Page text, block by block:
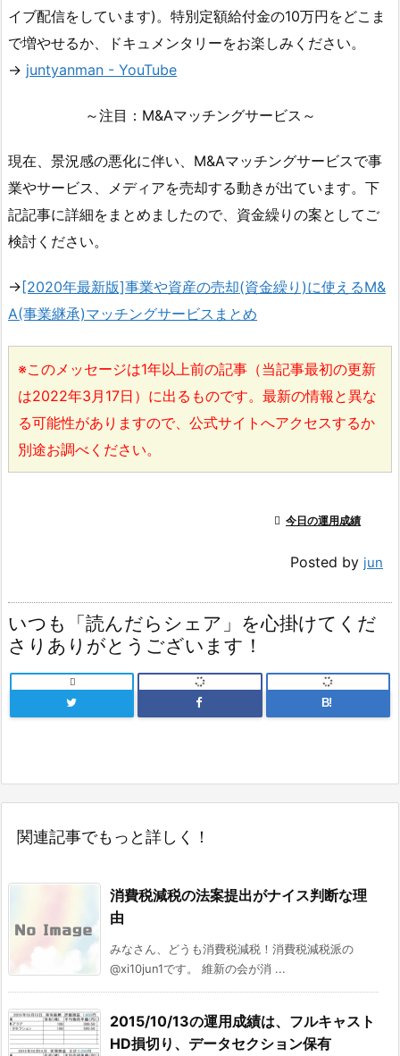
イブ配信をしています)。特別定額給付金の10万円をどこま
で増やせるか、ドキュメンタリーをお楽しみください。
→ juntyanman - YouTube
～注目：M&Aマッチングサービス～
現在、景況感の悪化に伴い、M&Aマッチングサービスで事
業やサービス、メディアを売却する動きが出ています。下
記記事に詳細をまとめましたので、資金繰りの案としてご
検討ください。
→[2020年最新版]事業や資産の売却(資金繰り)に使えるM&
A(事業継承)マッチングサービスまとめ
※このメッセージは1年以上前の記事（当記事最初の更新
は2022年3月17日）に出るものです。最新の情報と異な
る可能性がありますので、公式サイトへアクセスするか
別途お調べください。
 今日の運用成績
Posted by jun
いつも「読んだらシェア」を心掛けてくだ
さりありがとうございます！

B!
関連記事でもっと詳しく！
消費税減税の法案提出がナイス判断な理
由
みなさん、どうも消費税減税！消費税減税派の
@xi10jun1です。 維新の会が消 ...
2015/10/13の運用成績は、フルキャスト
HD損切り、データセクション保有